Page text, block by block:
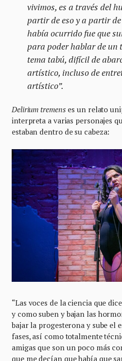
vivimos, es a través del
partir de eso y a partir
había ocurrido fue que
para poder hablar de un
tema tabú, difícil de
artístico, incluso de
artístico”.
Delirium tremens es un relato
interpreta a varias personajes
estaban dentro de su cabeza:
“Las voces de la ciencia que
y como suben y bajan las
bajar la progesterona y sube el
fases, así como totalmente
amigas que son un poco más
que me decían que había que